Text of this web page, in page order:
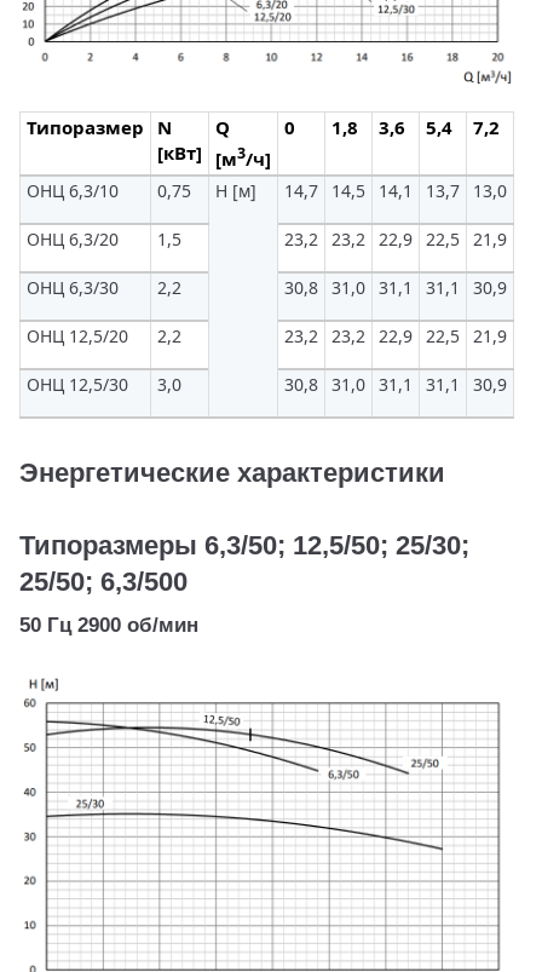
Типоразмер
N
[кВт]
Q
[м3/ч]
0 1,8 3,6 5,4 7,2
ОНЦ 6,3/10 0,75 H [м] 14,7 14,5 14,1 13,7 13,0
ОНЦ 6,3/20 1,5 23,2 23,2 22,9 22,5 21,9
ОНЦ 6,3/30 2,2 30,8 31,0 31,1 31,1 30,9
ОНЦ 12,5/20 2,2 23,2 23,2 22,9 22,5 21,9
ОНЦ 12,5/30 3,0 30,8 31,0 31,1 31,1 30,9
Энергетические характеристики
Типоразмеры 6,3/50; 12,5/50; 25/30;
25/50; 6,3/500
50 Гц 2900 об/мин